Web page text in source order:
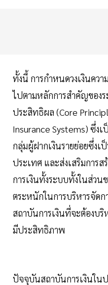
ทั้งนี้ การกำหนดวงเงินคว
ไปตามหลักการสำคัญของ
ประสิทธิผล (Core
Insurance Systems) ซึ่ง
กลุ่มผู้ฝากเงินรายย่อยซึ่ง
ประเทศ และส่งเสริมการส
การเงินทั้งระบบทั้งในส่วน
ตระหนักในการบริหารจัดก
สถาบันการเงินที่จะต้องบริ
มีประสิทธิภาพ
ปัจจุบันสถาบันการเงินในป